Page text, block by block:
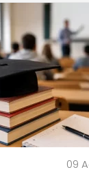
09